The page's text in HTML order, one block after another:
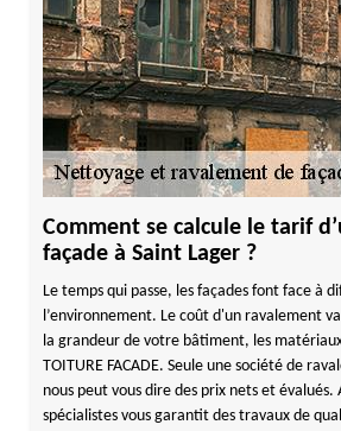
Comment se calcule le tarif
façade à Saint Lager ?
Le temps qui passe, les façades font face à
l’environnement. Le coût d'un ravalement
la grandeur de votre bâtiment, les
TOITURE FACADE. Seule une société de
nous peut vous dire des prix nets et évalués.
spécialistes vous garantit des travaux de